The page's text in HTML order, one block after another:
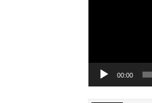
00:00